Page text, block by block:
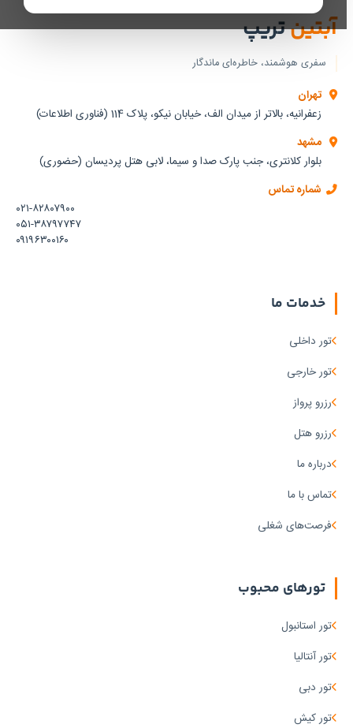
آبتینتریپ
سفری هوشمند، خاطره‌ای ماندگار
تهران
زعفرانیه، بالاتر از میدان الف، خیابان نیکو، پلاک 114 (فناوری اطلاعات)
مشهد
بلوار کلانتری، جنب پارک صدا و سیما، لابی هتل پردیسان (حضوری)
شماره تماس
۰۲۱-۸۲۸۰۷۹۰۰
۰۵۱-۳۸۷۹۷۷۴۷
۰۹۱۹۶۳۰۰۱۶۰
خدمات ما
تور داخلی
تور خارجی
رزرو پرواز
رزرو هتل
درباره ما
تماس با ما
فرصت‌های شغلی
تورهای محبوب
تور استانبول
تور آنتالیا
تور دبی
تور کیش